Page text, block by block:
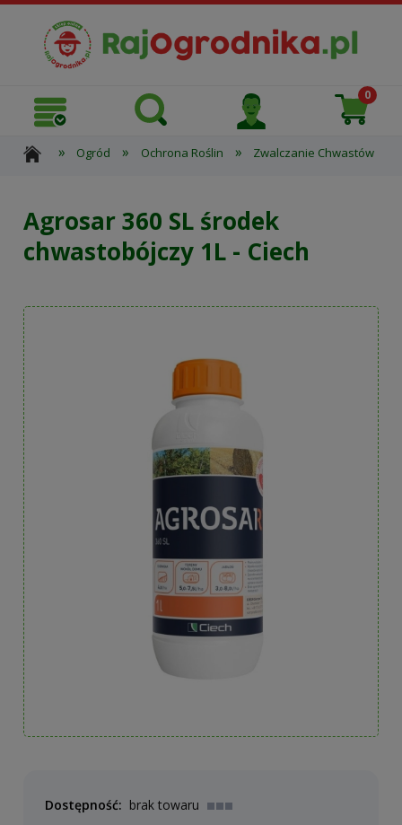
» Ogród » Ochrona Roślin » Zwalczanie Chwastów
Agrosar 360 SL środek
chwastobójczy 1L - Ciech
Dostępność: brak towaru